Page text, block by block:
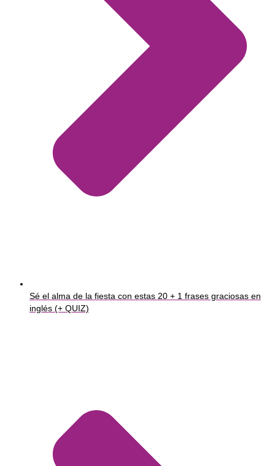
Sé el alma de la fiesta con estas 20 + 1 frases graciosas en
inglés (+ QUIZ)